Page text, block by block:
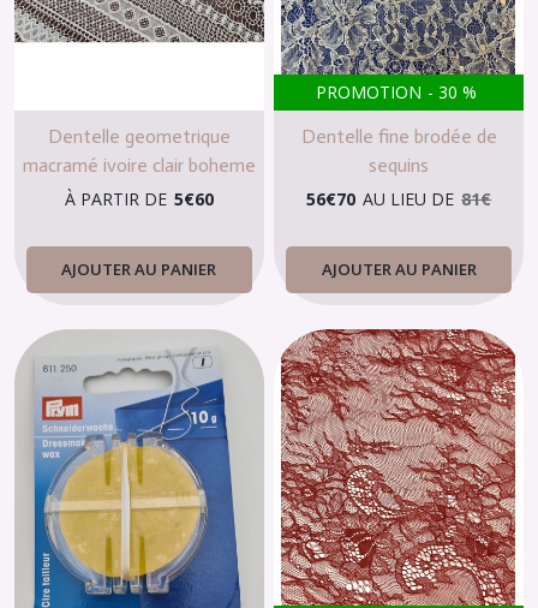
Dentelle geometrique
macramé ivoire clair boheme
vintage
À PARTIR DE 5€60
AJOUTER AU PANIER
PROMOTION - 30 %
Dentelle fine brodée de
sequins
56€70 AU LIEU DE 81€
AJOUTER AU PANIER